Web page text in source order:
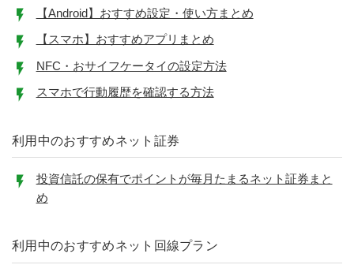
【Android】おすすめ設定・使い方まとめ
【スマホ】おすすめアプリまとめ
NFC・おサイフケータイの設定方法
スマホで行動履歴を確認する方法
利用中のおすすめネット証券
投資信託の保有でポイントが毎月たまるネット証券まと
め
利用中のおすすめネット回線プラン